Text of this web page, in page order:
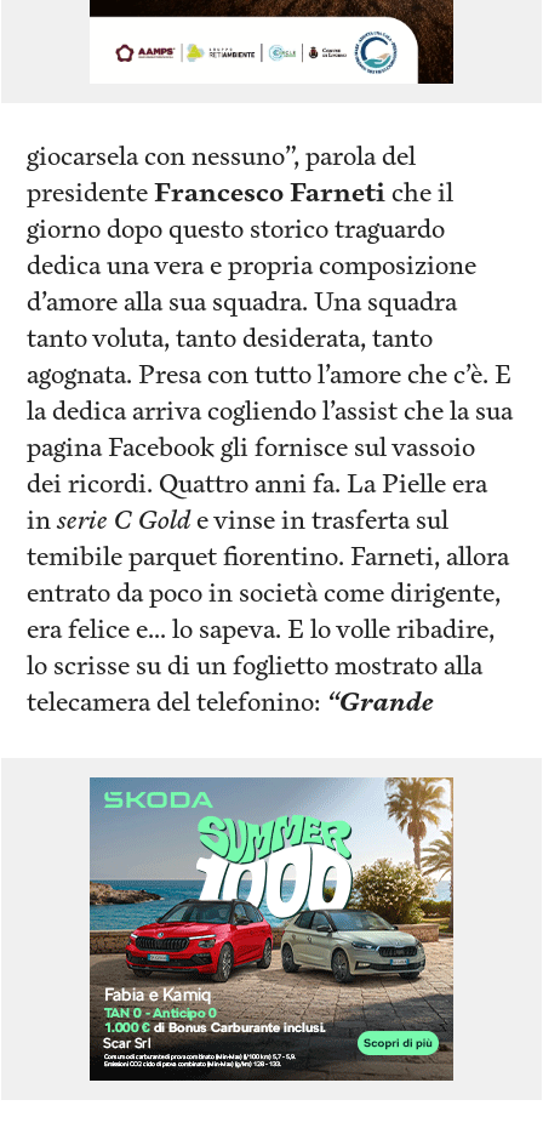
giocarsela con nessuno”, parola del
presidenteFrancesco Farnetiche il
giorno dopo questo storico traguardo
dedica una vera e propria composizione
d’amore alla sua squadra. Una squadra
tanto voluta, tanto desiderata, tanto
agognata. Presa con tutto l’amore che c’è. E
la dedica arriva cogliendo l’assist che la sua
pagina Facebook gli fornisce sul vassoio
dei ricordi. Quattro anni fa. La Pielle era
inserie C Golde vinse in trasferta sul
temibile parquet fiorentino. Farneti, allora
entrato da poco in società come dirigente,
era felice e… lo sapeva. E lo volle ribadire,
lo scrisse su di un foglietto mostrato alla
telecamera del telefonino: “Grande